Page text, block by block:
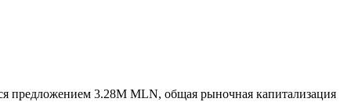
предложением 3.28M MLN, общая рыночная капитализация